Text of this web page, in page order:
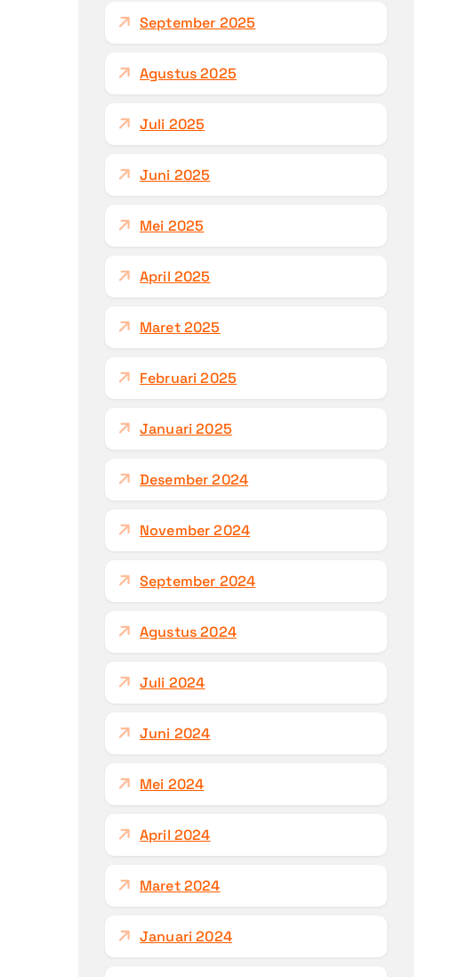
September 2025
Agustus 2025
Juli 2025
Juni 2025
Mei 2025
April 2025
Maret 2025
Februari 2025
Januari 2025
Desember 2024
November 2024
September 2024
Agustus 2024
Juli 2024
Juni 2024
Mei 2024
April 2024
Maret 2024
Januari 2024